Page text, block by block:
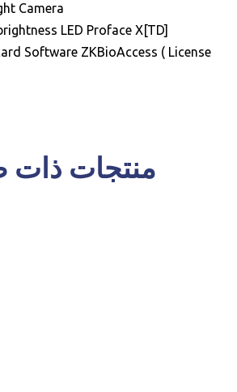
Camera
LED Proface X[TD]
Software ZKBioAccess ( License
منتجات ذات